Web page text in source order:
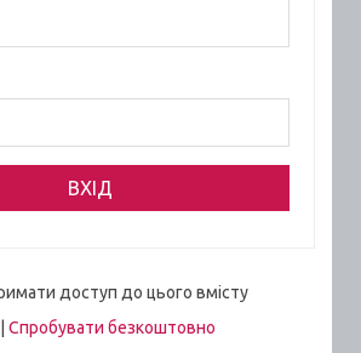
доступ до цього вмісту
Спробувати безкоштовно